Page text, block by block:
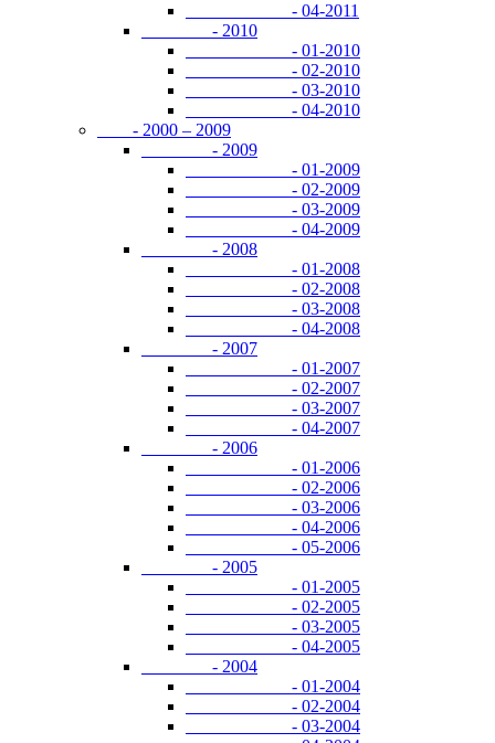
- 04-2011
- 2010
- 01-2010
- 02-2010
- 03-2010
- 04-2010
- 2000 – 2009
- 2009
- 01-2009
- 02-2009
- 03-2009
- 04-2009
- 2008
- 01-2008
- 02-2008
- 03-2008
- 04-2008
- 2007
- 01-2007
- 02-2007
- 03-2007
- 04-2007
- 2006
- 01-2006
- 02-2006
- 03-2006
- 04-2006
- 05-2006
- 2005
- 01-2005
- 02-2005
- 03-2005
- 04-2005
- 2004
- 01-2004
- 02-2004
- 03-2004